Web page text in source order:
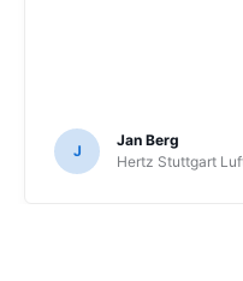
J
Jan Berg
Hertz Stuttgart